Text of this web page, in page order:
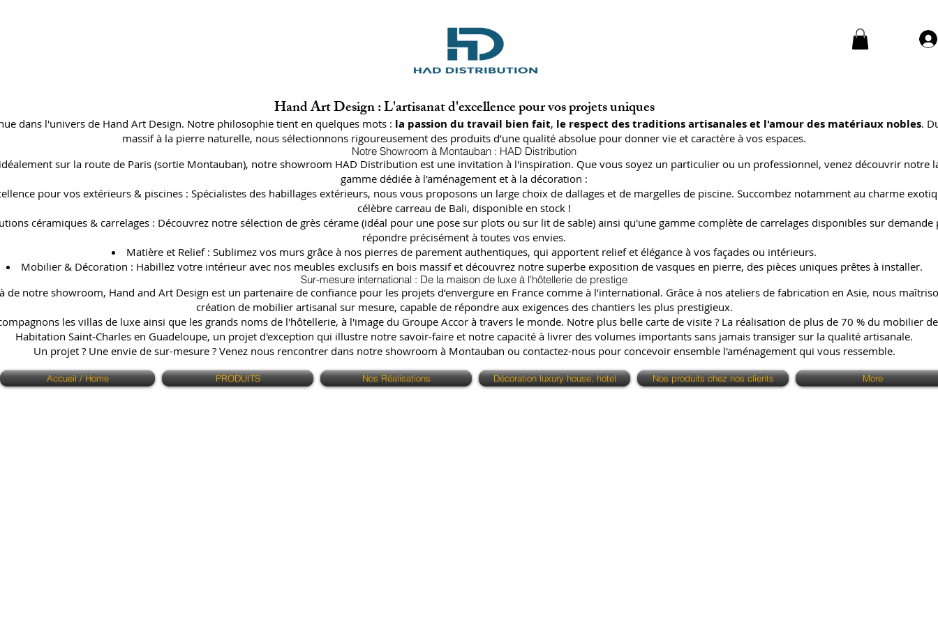
Hand Art Design : L'artisanat d'excellence pour vos projets uniques
dans l'univers de Hand Art Design. Notre philosophie tient en quelques mots : la passion du travail bien fait, le respect des traditions artisanales et l'amour des matériaux nobles.
massif à la pierre naturelle, nous sélectionnons rigoureusement des produits d’une qualité absolue pour donner vie et caractère à vos espaces.
Notre Showroom à Montauban : HAD Distribution
sur la route de Paris (sortie Montauban), notre showroom HAD Distribution est une invitation à l'inspiration. Que vous soyez un particulier ou un professionnel, venez découvrir notre
gamme dédiée à l'aménagement et à la décoration :
pour vos extérieurs & piscines : Spécialistes des habillages extérieurs, nous vous proposons un large choix de dallages et de margelles de piscine. Succombez notamment au charme
célèbre carreau de Bali, disponible en stock !
céramiques & carrelages : Découvrez notre sélection de grès cérame (idéal pour une pose sur plots ou sur lit de sable) ainsi qu'une gamme complète de carrelages disponibles sur demande
répondre précisément à toutes vos envies.
Matière et Relief : Sublimez vos murs grâce à nos pierres de parement authentiques, qui apportent relief et élégance à vos façades ou intérieurs.
Mobilier & Décoration : Habillez votre intérieur avec nos meubles exclusifs en bois massif et découvrez notre superbe exposition de vasques en pierre, des pièces uniques prêtes à installer.
Sur-mesure international : De la maison de luxe à l'hôtellerie de prestige
de notre showroom, Hand and Art Design est un partenaire de confiance pour les projets d’envergure en France comme à l’international. Grâce à nos ateliers de fabrication en Asie, nous
création de mobilier artisanal sur mesure, capable de répondre aux exigences des chantiers les plus prestigieux.
les villas de luxe ainsi que les grands noms de l'hôtellerie, à l'image du Groupe Accor à travers le monde. Notre plus belle carte de visite ? La réalisation de plus de 70 % du mobilier
Habitation Saint-Charles en Guadeloupe, un projet d'exception qui illustre notre savoir-faire et notre capacité à livrer des volumes importants sans jamais transiger sur la qualité artisanale.
Un projet ? Une envie de sur-mesure ? Venez nous rencontrer dans notre showroom à Montauban ou contactez-nous pour concevoir ensemble l'aménagement qui vous ressemble.
Accueil / Home PRODUITS Nos Réalisations Décoration luxury house, hotel Nos produits chez nos clients More